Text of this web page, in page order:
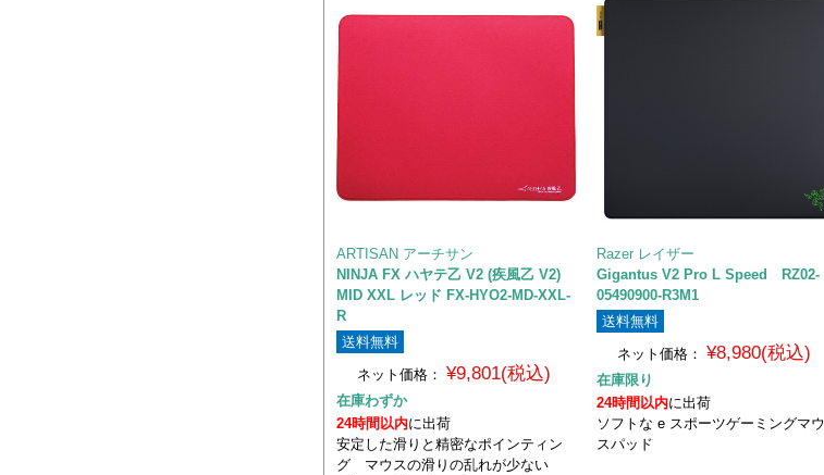
ARTISAN アーチサン
NINJA FX ハヤテ乙 V2 (疾風乙 V2)
MID XXL レッド FX-HYO2-MD-XXL-
R
送料無料
ネット価格： ¥9,801(税込)
在庫わずか
24時間以内に出荷
安定した滑りと精密なポインティン
グ マウスの滑りの乱れが少ない
Razer レイザー
Gigantus V2 Pro L Speed RZ02-
05490900-R3M1
送料無料
ネット価格： ¥8,980(税込)
在庫限り
24時間以内に出荷
ソフトな e スポーツゲーミングマウ
スパッド